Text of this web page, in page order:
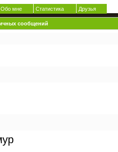
Обо мне Статистика Друзья
сообщений